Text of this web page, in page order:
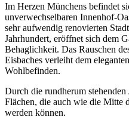
Im Herzen Münchens befindet
unverwechselbaren Innenhof-
sehr aufwendig renovierten
Jahrhundert, eröffnet sich dem
Behaglichkeit. Das Rauschen
Eisbaches verleiht dem
Wohlbefinden.
Durch die rundherum
Flächen, die auch wie die Mitte
werden können.